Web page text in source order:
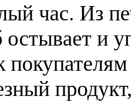
час. Из
и